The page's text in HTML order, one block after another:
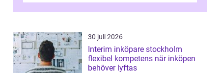
30 juli 2026
Interim inköpare stockholm
flexibel kompetens när inköpen
behöver lyftas